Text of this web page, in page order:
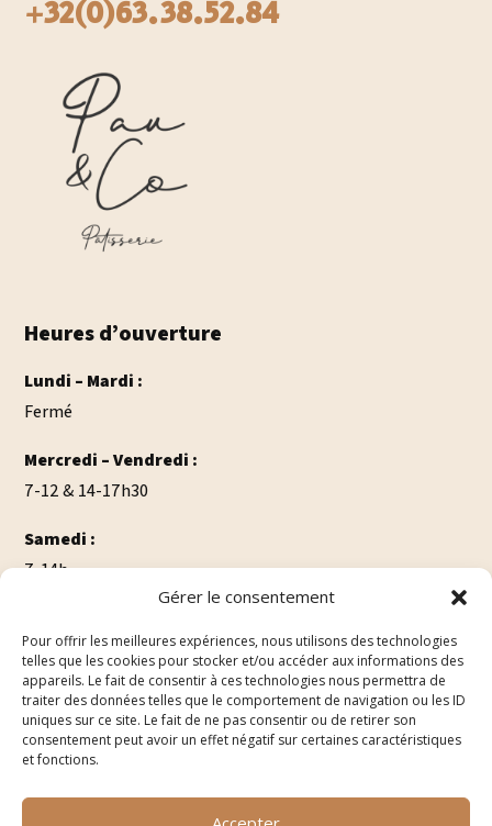
Gérer le consentement
Pour offrir les meilleures expériences, nous utilisons des technologies
telles que les cookies pour stocker et/ou accéder aux informations des
appareils. Le fait de consentir à ces technologies nous permettra de
traiter des données telles que le comportement de navigation ou les ID
uniques sur ce site. Le fait de ne pas consentir ou de retirer son
consentement peut avoir un effet négatif sur certaines caractéristiques
et fonctions.
+32(0)63.38.52.84
Heures d’ouverture
Lundi – Mardi :
Fermé
Mercredi – Vendredi :
7-12 & 14-17h30
Samedi :
7-14h
7-12h